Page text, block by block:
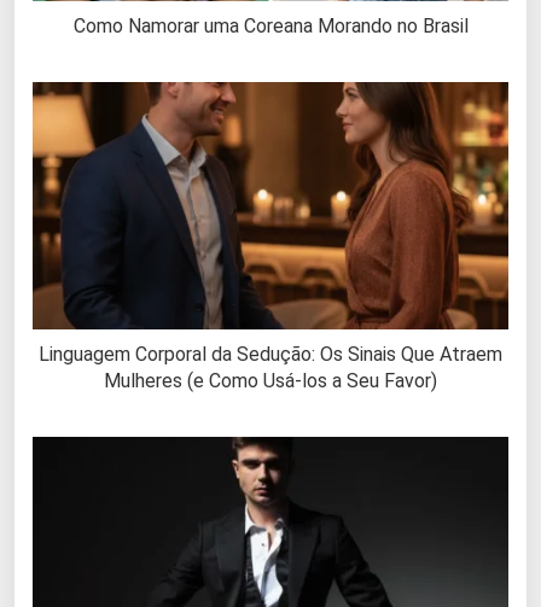
Como Namorar uma Coreana Morando no Brasil
Linguagem Corporal da Sedução: Os Sinais Que Atraem
Mulheres (e Como Usá-los a Seu Favor)